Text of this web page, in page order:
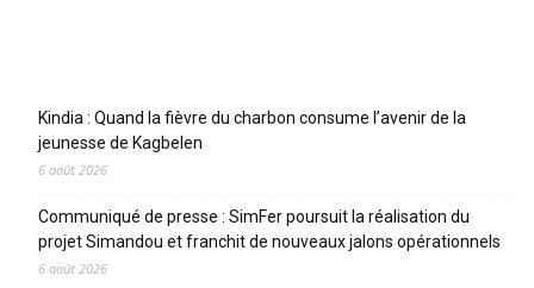
Kindia : Quand la fièvre du charbon consume l’avenir de la
jeunesse de Kagbelen
6 août 2026
Communiqué de presse : SimFer poursuit la réalisation du
projet Simandou et franchit de nouveaux jalons opérationnels
6 août 2026